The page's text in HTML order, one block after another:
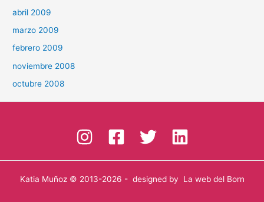
abril 2009
marzo 2009
febrero 2009
noviembre 2008
octubre 2008
Katia Muñoz© 2013-2026 - designed by La web del Born